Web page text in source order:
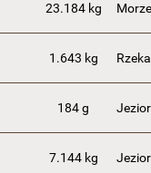
23.184 kg
1.643 kg
184 g
7.144 kg